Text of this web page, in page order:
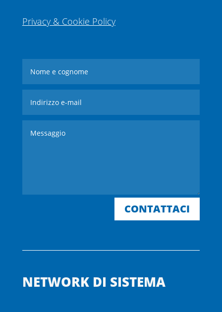
Privacy & Cookie Policy
CONTATTACI
NETWORK DI SISTEMA